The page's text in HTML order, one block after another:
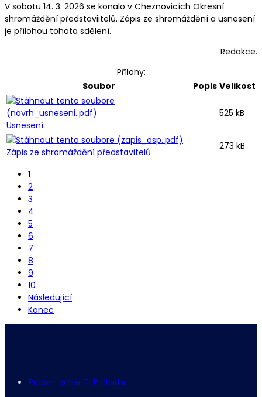
V sobotu 14. 3. 2026 se konalo v Cheznovicích Okresní
shromáždění představiitelů. Zápis ze shromáždění a usnesení
je přílohou tohoto sdělení.
Redakce.
Přílohy:
Soubor
Popis Velikost
Usnesení
525 kB
Zápis ze shromáždění představitelů
273 kB
1
2
3
4
5
6
7
8
9
10
Následující
Konec
Putovní pohár Fr.Purkarta